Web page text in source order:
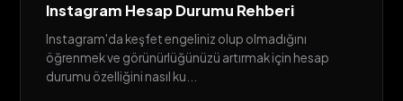
Instagram Hesap Durumu Rehberi
Instagram'da keşfet engeliniz olup olmadığını
öğrenmek ve görünürlüğünüzü artırmak için hesap
durumu özelliğini nasıl ku...